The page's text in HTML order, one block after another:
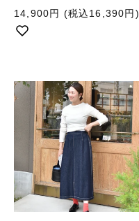
通
常
価
14,900円 (税込16,390円)